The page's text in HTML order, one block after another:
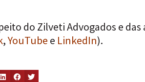
do Zilveti Advogados e
,YouTube e LinkedIn).